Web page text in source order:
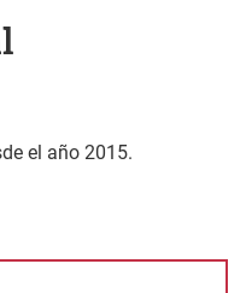
el año 2015.